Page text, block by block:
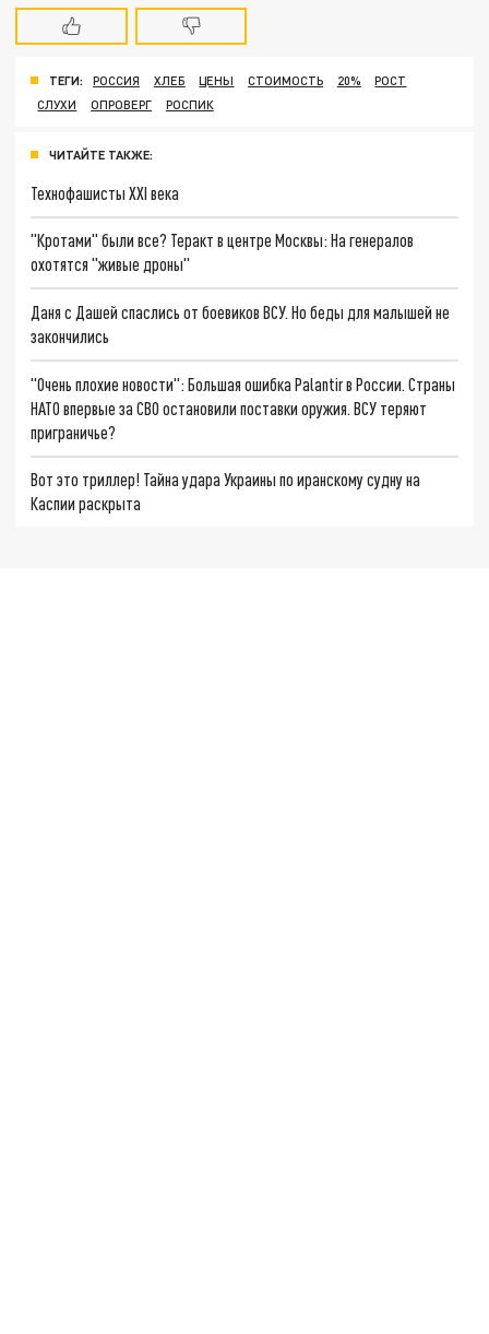
ТЕГИ: РОССИЯ ХЛЕБ ЦЕНЫ СТОИМОСТЬ 20%
РОСТ
СЛУХИ
ОПРОВЕРГ РОСПИК
ЧИТАЙТЕ ТАКЖЕ:
Технофашисты XXI века
"Кротами" были все? Теракт в центре Москвы: На генералов
охотятся "живые дроны"
Даня с Дашей спаслись от боевиков ВСУ. Но беды для малышей не
закончились
"Очень плохие новости": Большая ошибка Palantir в России. Страны
НАТО впервые за СВО остановили поставки оружия. ВСУ теряют
приграничье?
Вот это триллер! Тайна удара Украины по иранскому судну на
Каспии раскрыта